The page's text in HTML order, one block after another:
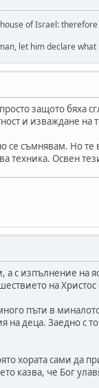
of Israel:
let him declare what
защото бяха
и изваждане
съмнявам. Но
техника. Освен
с изпълнение на
на
пъти в
деца. Заедно с
хората сами да
казва, че Бог